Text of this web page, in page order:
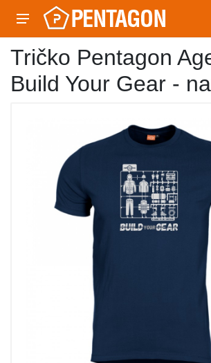
Tričko Pentagon
Build Your Gear -